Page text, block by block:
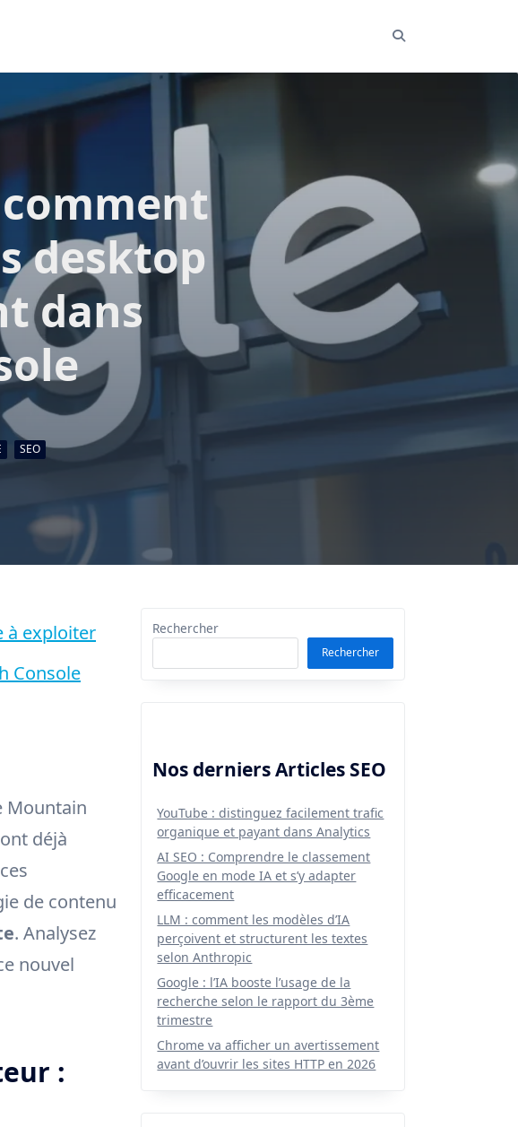
desktop
dans
SEO
à exploiter
Console
Mountain
déjà
de contenu
. Analysez
nouvel
:
Rechercher
Rechercher
Nos derniers Articles SEO
YouTube : distinguez facilement trafic
organique et payant dans Analytics
AI SEO : Comprendre le classement
Google en mode IA et s’y adapter
efficacement
LLM : comment les modèles d’IA
perçoivent et structurent les textes
selon Anthropic
Google : l’IA booste l’usage de la
recherche selon le rapport du 3ème
trimestre
Chrome va afficher un avertissement
avant d’ouvrir les sites HTTP en 2026